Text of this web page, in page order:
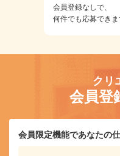
会員登録なしで、
何件でも応募できま
クリ
会員登
会員限定機能であなたの